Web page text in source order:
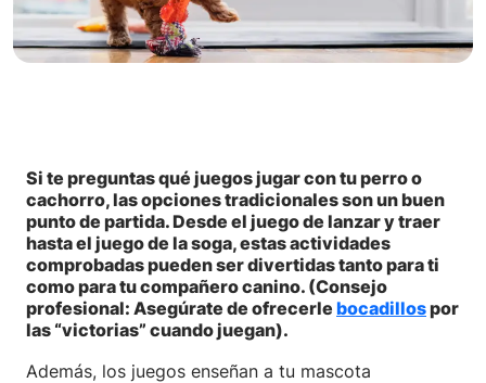
Si te preguntas qué juegos jugar con tu perro o
cachorro, las opciones tradicionales son un buen
punto de partida. Desde el juego de lanzar y traer
hasta el juego de la soga, estas actividades
comprobadas pueden ser divertidas tanto para ti
como para tu compañero canino. (Consejo
profesional: Asegúrate de ofrecerle bocadillospor
las “victorias” cuando juegan).
Además, los juegos enseñan a tu mascota